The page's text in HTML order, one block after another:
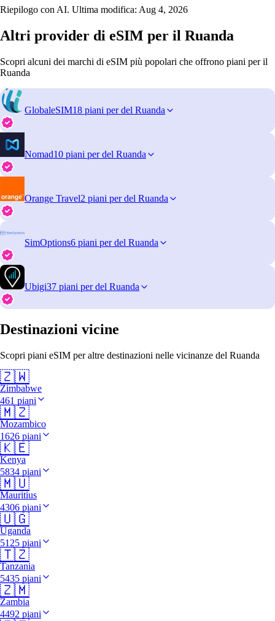
Riepilogo con AI. Ultima modifica: Aug 4, 2026
Altri provider di eSIM per il Ruanda
Scopri alcuni dei marchi di eSIM più popolari che offrono piani per il
Ruanda
GlobaleSIM18 piani per del Ruanda
Nomad10 piani per del Ruanda
Orange Travel2 piani per del Ruanda
SimOptions6 piani per del Ruanda
Ubigi37 piani per del Ruanda
Destinazioni vicine
Scopri piani eSIM per altre destinazioni nelle vicinanze del Ruanda
🇿🇼
Zimbabwe
461 piani
🇲🇿
Mozambico
1626 piani
🇰🇪
Kenya
5834 piani
🇲🇺
Mauritius
4306 piani
🇺🇬
Uganda
5125 piani
🇹🇿
Tanzania
5435 piani
🇿🇲
Zambia
4492 piani